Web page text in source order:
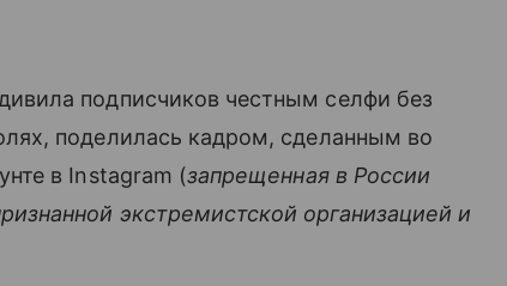
подписчиков честным селфи без
поделилась кадром, сделанным во
в Instagram (запрещенная в России
экстремистской организацией и